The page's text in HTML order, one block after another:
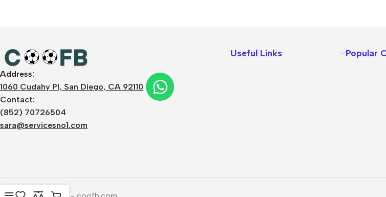
Address:
1060 Cudahy Pl, San Diego, CA 92110
Contact:
(852) 70726504
sara@servicesno1.com
Useful Links Popular